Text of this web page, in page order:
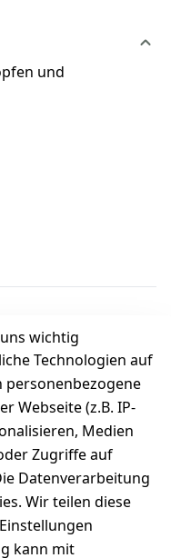
und
0
( 0 )
wichtig
Technologien auf
personenbezogene
Webseite (z.B. IP-
Medien
Zugriffe auf
Datenverarbeitung
Wir teilen diese
kann mit